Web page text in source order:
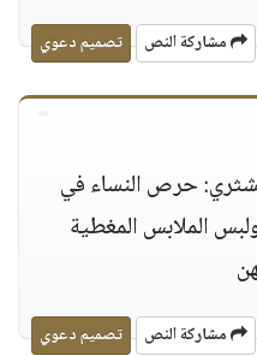
مشاركة النص تصميم دعوي
حرص النساء في
الملابس المغطية
مشاركة النص تصميم دعوي